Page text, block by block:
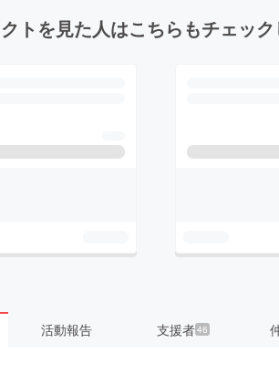
トを見た人はこちらもチェッ
活動報告 支援者46